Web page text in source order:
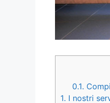
0.1.
1. I nostri